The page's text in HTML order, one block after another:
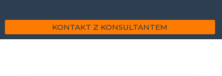
KONTAKT Z KONSULTANTEM